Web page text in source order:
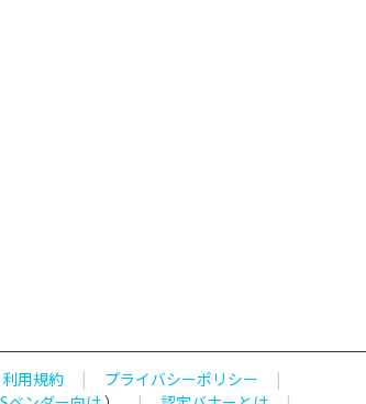
利用規約 | プライバシーポリシー
|